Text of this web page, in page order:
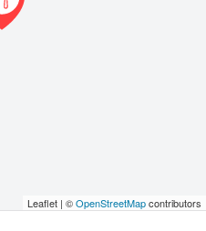
Leaflet | ©OpenStreetMapcontributors